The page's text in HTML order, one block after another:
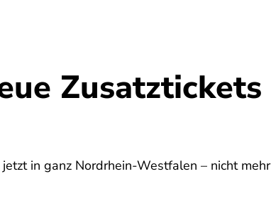
Zusatztickets
in ganz Nordrhein-Westfalen – nicht mehr